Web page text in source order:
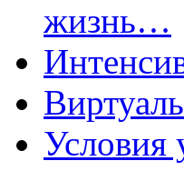
жизнь…
Условия